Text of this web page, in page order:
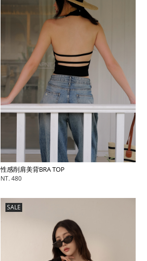
性感削肩美背BRA TOP
NT. 480
SALE